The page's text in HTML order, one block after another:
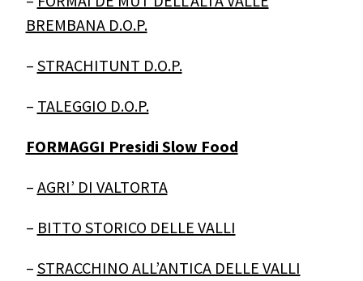
BREMBANA D.O.P.
– STRACHITUNT D.O.P.
– TALEGGIO D.O.P.
FORMAGGI Presidi Slow Food
– AGRI’ DI VALTORTA
– BITTO STORICO DELLE VALLI
– STRACCHINO ALL’ANTICA DELLE VALLI